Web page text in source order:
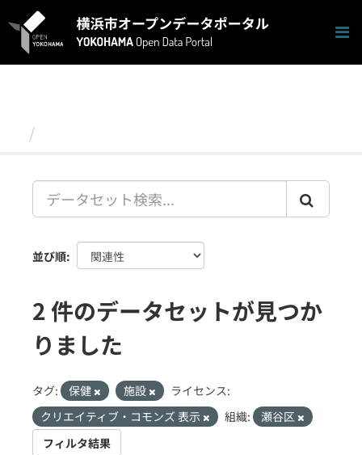
キ
並び順
2 件のデータセットが見つか
りました
タグ: 保健 施設
ライセンス:
クリエイティブ・コモンズ 表示
組織:
瀬谷区
フィルタ結果